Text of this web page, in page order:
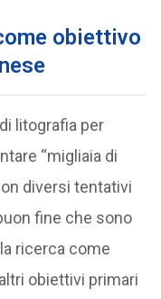
obiettivo
litografia per
“migliaia di
diversi tentativi
fine che sono
ricerca come
obiettivi primari